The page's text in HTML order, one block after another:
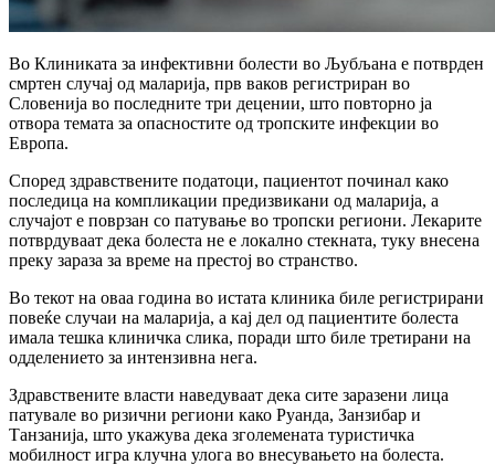
Во Клиниката за инфективни болести во Љубљана е потврден
смртен случај од маларија, прв ваков регистриран во
Словенија во последните три децении, што повторно ја
отвора темата за опасностите од тропските инфекции во
Европа.
Според здравствените податоци, пациентот починал како
последица на компликации предизвикани од маларија, а
случајот е поврзан со патување во тропски региони. Лекарите
потврдуваат дека болеста не е локално стекната, туку внесена
преку зараза за време на престој во странство.
Во текот на оваа година во истата клиника биле регистрирани
повеќе случаи на маларија, а кај дел од пациентите болеста
имала тешка клиничка слика, поради што биле третирани на
одделението за интензивна нега.
Здравствените власти наведуваат дека сите заразени лица
патувале во ризични региони како Руанда, Занзибар и
Танзанија, што укажува дека зголемената туристичка
мобилност игра клучна улога во внесувањето на болеста.